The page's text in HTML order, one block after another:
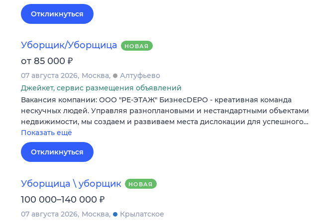
Откликнуться
Уборщик/Уборщица НОВАЯ
от 85 000 ₽
07 августа 2026 Москва
Алтуфьево
Джейкет, сервис размещения объявлений
Вакансия компании: ООО "РЕ-ЭТАЖ" БизнесDEPO - креативная команда
нескучных людей. Управляя разноплановыми и нестандартными объектами
недвижимости, мы создаем и развиваем места дислокации для успешного…
Показать ещё
Откликнуться
Уборщица \ уборщик НОВАЯ
100 000–140 000 ₽
07 августа 2026 Москва
Крылатское